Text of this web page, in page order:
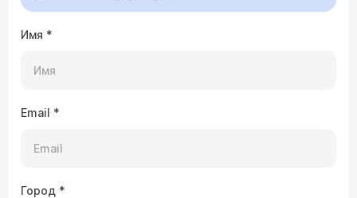
Имя *
Email *
Город *